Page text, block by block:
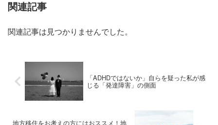
関連記事
関連記事は見つかりませんでした。
「ADHDではないか」自らを疑った私が感
じる「発達障害」の側面
地方移住をお考えの方にはおススメ！地